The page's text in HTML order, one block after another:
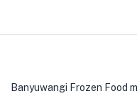
Banyuwangi Frozen Food